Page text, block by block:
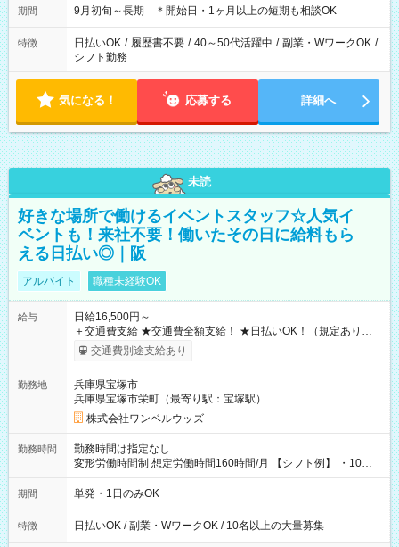
期間 9月初旬～長期 ＊開始日・1ヶ月以上の短期も相談OK
特徴 日払いOK / 履歴書不要 / 40～50代活躍中 / 副業・WワークOK /
シフト勤務
気になる！ 応募する 詳細へ
未読
好きな場所で働けるイベントスタッフ☆人気イ
ベントも！来社不要！働いたその日に給料もら
える日払い◎｜阪
アルバイト 職種未経験OK
給与
日給16,500円～
＋交通費支給 ★交通費全額支給！ ★日払いOK！（規定あり） ┗
働いたその日に現金GET♪ お仕事後はコンビニATMから 日払
交通費別途支給あり
勤務地
兵庫県宝塚市
兵庫県宝塚市栄町（最寄り駅：宝塚駅）
株式会社ワンベルウッズ
勤務時間
勤務時間は指定なし
変形労働時間制 想定労働時間160時間/月 【シフト例】 ・10：
00～20：00
期間 単発・1日のみOK
特徴 日払いOK / 副業・WワークOK / 10名以上の大量募集